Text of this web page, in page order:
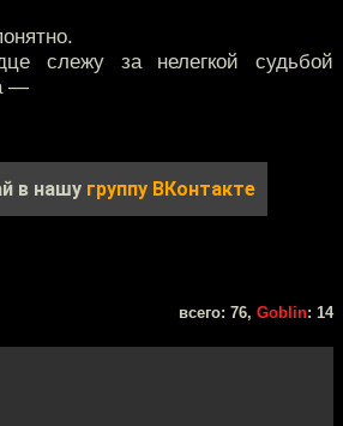
слежу за нелегкой судьбой
—
в нашу группу ВКонтакте
всего: 76, Goblin: 14